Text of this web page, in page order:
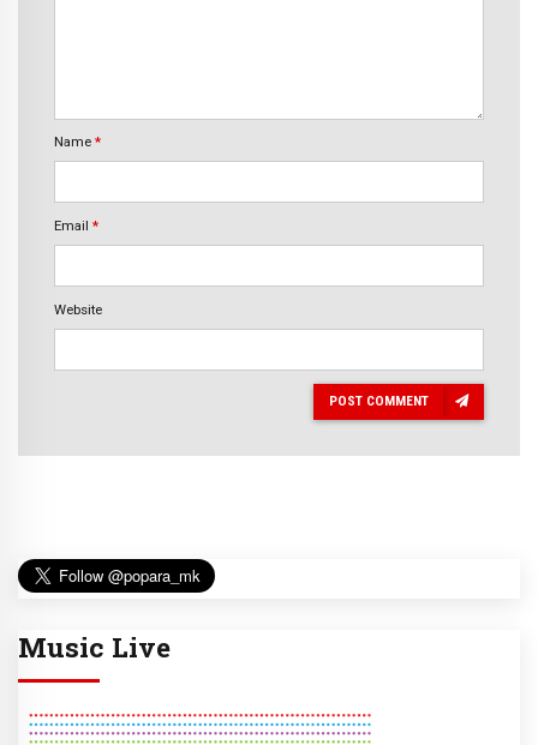
Name *
Email *
Website
POST COMMENT
Music Live